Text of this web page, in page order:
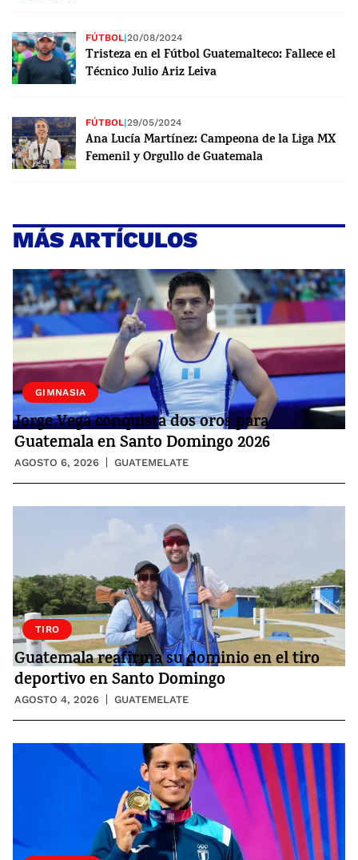
FÚTBOL|20/08/2024
Tristeza en el Fútbol Guatemalteco: Fallece el
Técnico Julio Ariz Leiva
FÚTBOL|29/05/2024
Ana Lucía Martínez: Campeona de la Liga MX
Femenil y Orgullo de Guatemala
MÁS ARTÍCULOS
GIMNASIA
Jorge Vega conquista dos oros para
Guatemala en Santo Domingo 2026
AGOSTO 6, 2026 GUATEMELATE
TIRO
Guatemala reafirma su dominio en el tiro
deportivo en Santo Domingo
AGOSTO 4, 2026 GUATEMELATE